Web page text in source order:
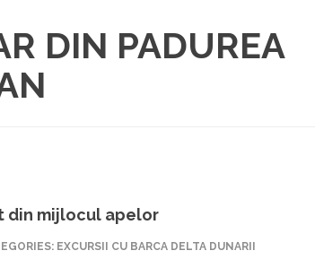
DIN PADUREA
din mijlocul apelor
EXCURSII CU BARCA DELTA DUNARII